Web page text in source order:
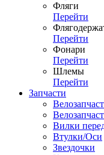
Фляги
Перейти
Перейти
Фонари
Перейти
Шлемы
Перейти
Запчасти
Вилки
Втулки/Оси
Звездочки